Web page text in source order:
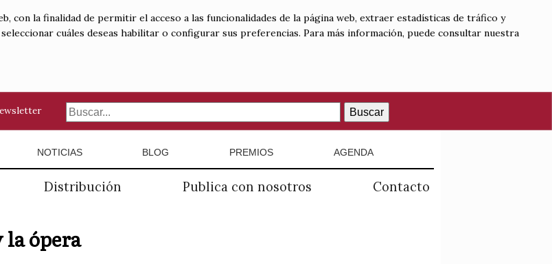
la finalidad de permitir el acceso a las funcionalidades de la página web, extraer estadísticas de tráfico y
cuáles deseas habilitar o configurar sus preferencias. Para más información, puede consultar nuestra
Buscar
NOTICIAS BLOG PREMIOS AGENDA
Distribución Publica con nosotros Contacto
la ópera